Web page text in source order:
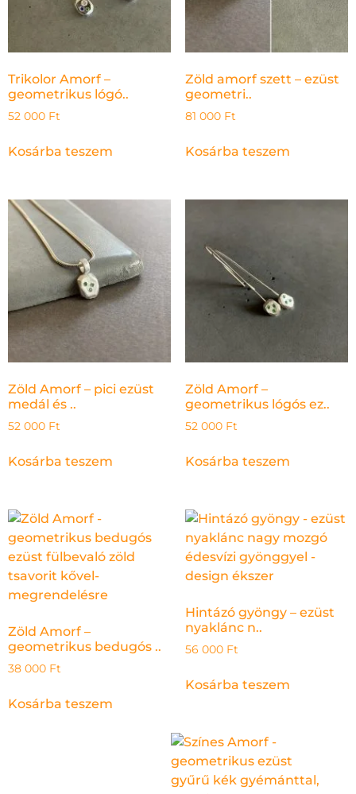
Trikolor Amorf –
geometrikus lógó..
52 000 Ft
Kosárba teszem
Zöld amorf szett – ezüst
geometri..
81 000 Ft
Kosárba teszem
Zöld Amorf – pici ezüst
medál és ..
52 000 Ft
Kosárba teszem
Zöld Amorf –
geometrikus lógós ez..
52 000 Ft
Kosárba teszem
Zöld Amorf –
geometrikus bedugós ..
38 000 Ft
Kosárba teszem
Hintázó gyöngy – ezüst
nyaklánc n..
56 000 Ft
Kosárba teszem